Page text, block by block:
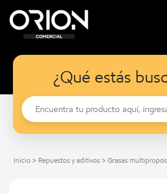
¿Qué estás
Inicio > Repuestos y aditivos > Grasas